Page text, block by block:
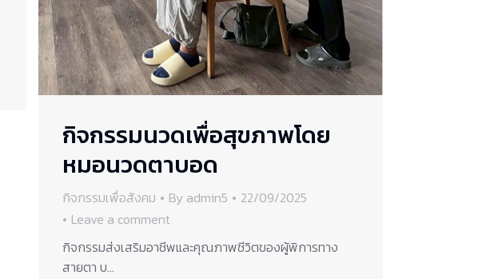
กิจกรรมนวดเพื่อสุขภาพโดย
หมอนวดตาบอด
กิจกรรมเพื่อสังคม By admin5
22/09/2025
Leave a comment
กิจกรรมส่งเสริมอาชีพและคุณภาพชีวิตของผู้พิการทาง
สายตา บ…